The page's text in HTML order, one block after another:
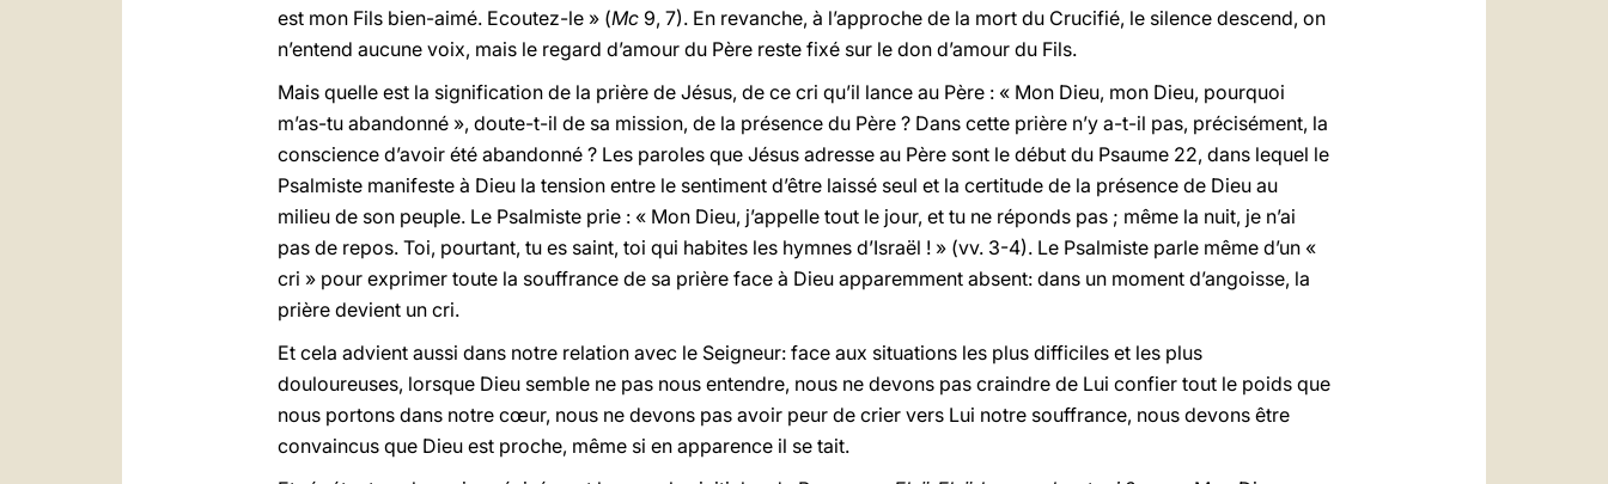
est mon Fils bien-aimé. Ecoutez-le » (Mc 9, 7). En revanche, à l’approche de la mort du Crucifié, le silence descend, on
n’entend aucune voix, mais le regard d’amour du Père reste fixé sur le don d’amour du Fils.
Mais quelle est la signification de la prière de Jésus, de ce cri qu’il lance au Père : « Mon Dieu, mon Dieu, pourquoi
m’as-tu abandonné », doute-t-il de sa mission, de la présence du Père ? Dans cette prière n’y a-t-il pas, précisément, la
conscience d’avoir été abandonné ? Les paroles que Jésus adresse au Père sont le début du Psaume 22, dans lequel le
Psalmiste manifeste à Dieu la tension entre le sentiment d’être laissé seul et la certitude de la présence de Dieu au
milieu de son peuple. Le Psalmiste prie : « Mon Dieu, j’appelle tout le jour, et tu ne réponds pas ; même la nuit, je n’ai
pas de repos. Toi, pourtant, tu es saint, toi qui habites les hymnes d’Israël ! » (vv. 3-4). Le Psalmiste parle même d’un «
cri » pour exprimer toute la souffrance de sa prière face à Dieu apparemment absent: dans un moment d’angoisse, la
prière devient un cri.
Et cela advient aussi dans notre relation avec le Seigneur: face aux situations les plus difficiles et les plus
douloureuses, lorsque Dieu semble ne pas nous entendre, nous ne devons pas craindre de Lui confier tout le poids que
nous portons dans notre cœur, nous ne devons pas avoir peur de crier vers Lui notre souffrance, nous devons être
convaincus que Dieu est proche, même si en apparence il se tait.